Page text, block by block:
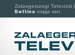
Zalaegerszegi Televízió |
Bettina napja van.